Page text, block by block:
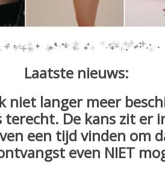
Laatste nieuws:
niet langer meer
De kans zit er
een tijd vinden om
even NIET